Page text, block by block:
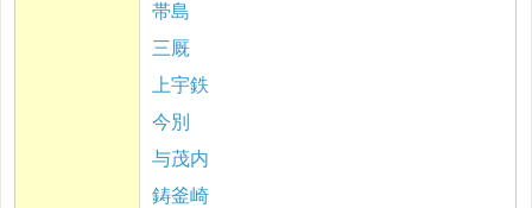
帯島
三厩
上宇鉄
今別
与茂内
鋳釜崎